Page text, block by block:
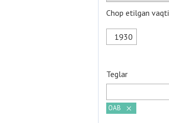
Chop etilgan vaqti
Teglar
ОАВ